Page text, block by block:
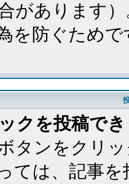
があります
を防ぐためで
クを投稿で
タンをクリ
ては、記事